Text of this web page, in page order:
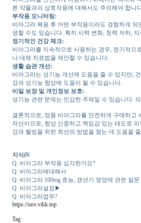
른 약물과의 상호작용에 대해서도 주의해야 합니
부작용 모니터링:
비아그라 복용 후 어떤 부작용이라도 경험하게
생할 수도 있습니다. 특히 시력 변화, 청력 저하,
정기적인 건강 체크:
비아그라를 지속적으로 사용하는 경우, 정기적으
나 대체 치료법을 제안할 수 있습니다.
생활 습관 개선:
비아그라는 성기능 개선에 도움을 줄 수 있지만,
강과 성기능 향상에 도움이 될 수 있습니다.
비밀 보장 및 개인정보 보호:
성기능 관련 문제는 민감한 주제일 수 있습니다.
결론적으로, 정품 비아그라를 안전하게 구매하고
자산이므로, 항상 신중하고 책임감 있는 태도로
강과 웰빙을 위한 최선의 방법을 찾는 데 도움을
지식iN
Q. 비아그라 부작용 심각한가요?
Q. 비아그라에대해서
Q. 비아그라 100mg 효능, 갱년기 영양제 관련 질문
Q. 비아그라설정▶
Q. 비아그라업무?
https://unv.vikk.top
Tag: